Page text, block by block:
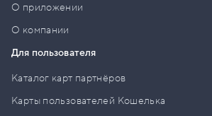
О приложении
О компании
Для пользователя
Каталог карт партнёров
Карты пользователей Кошелька